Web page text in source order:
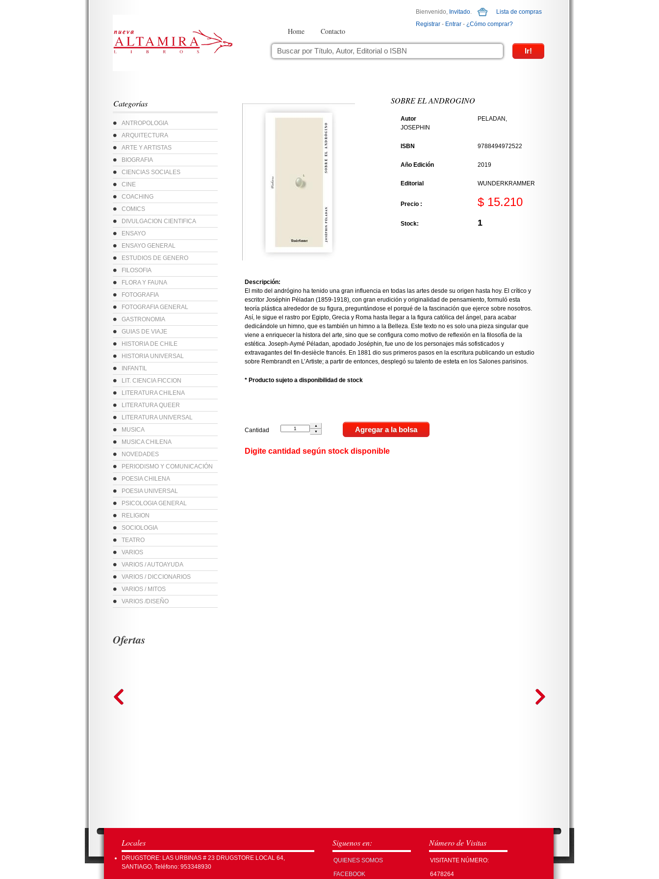
Home Contacto
Bienvenido, Invitado.
Lista de compras
Registrar - Entrar - ¿Cómo comprar?
Categorías
ANTROPOLOGIA
ARQUITECTURA
ARTE Y ARTISTAS
BIOGRAFIA
CIENCIAS SOCIALES
CINE
COACHING
COMICS
DIVULGACION CIENTIFICA
ENSAYO
ENSAYO GENERAL
ESTUDIOS DE GENERO
FILOSOFIA
FLORA Y FAUNA
FOTOGRAFIA
FOTOGRAFIA GENERAL
GASTRONOMIA
GUIAS DE VIAJE
HISTORIA DE CHILE
HISTORIA UNIVERSAL
INFANTIL
LIT. CIENCIA FICCION
LITERATURA CHILENA
LITERATURA QUEER
LITERATURA UNIVERSAL
MUSICA
MUSICA CHILENA
NOVEDADES
PERIODISMO Y COMUNICACIÓN
POESIA CHILENA
POESIA UNIVERSAL
PSICOLOGIA GENERAL
RELIGION
SOCIOLOGIA
TEATRO
VARIOS
VARIOS / AUTOAYUDA
VARIOS / DICCIONARIOS
VARIOS / MITOS
VARIOS /DISEÑO
SOBRE EL ANDROGINO
Autor
PELADAN,
JOSEPHIN
ISBN 9788494972522
Año Edición 2019
Editorial WUNDERKRAMMER
Precio : $ 15.210
Stock: 1
Descripción:
El mito del andrógino ha tenido una gran influencia en todas las artes desde su origen hasta hoy. El crítico y
escritor Joséphin Péladan (1859-1918), con gran erudición y originalidad de pensamiento, formuló esta
teoría plástica alrededor de su figura, preguntándose el porqué de la fascinación que ejerce sobre nosotros.
Así, le sigue el rastro por Egipto, Grecia y Roma hasta llegar a la figura católica del ángel, para acabar
dedicándole un himno, que es también un himno a la Belleza. Este texto no es solo una pieza singular que
viene a enriquecer la histora del arte, sino que se configura como motivo de reflexión en la filosofía de la
estética. Joseph-Aymé Péladan, apodado Joséphin, fue uno de los personajes más sofisticados y
extravagantes del fin-desiècle francés. En 1881 dio sus primeros pasos en la escritura publicando un estudio
sobre Rembrandt en L’Artiste; a partir de entonces, desplegó su talento de esteta en los Salones parisinos.
* Producto sujeto a disponibilidad de stock
Cantidad
Digite cantidad según stock disponible
Ofertas
Locales
DRUGSTORE: LAS URBINAS # 23 DRUGSTORE LOCAL 64,
SANTIAGO, Teléfono: 953348930
Siguenos en:
QUIENES SOMOS
FACEBOOK
Número de Visitas
VISITANTE NÚMERO:
6478264